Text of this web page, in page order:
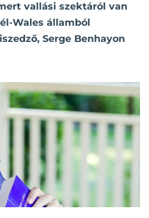
vallási szektáról van
Wales államból
Serge Benhayon